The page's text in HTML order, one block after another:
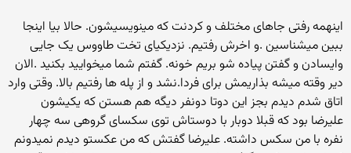
اینهمه رفتی جاهای مختلف و کردنت که مینویسیشون. حالا بیا اینجا
ببین میشناسین .و اخرش رفتیم. نزدیکیای تخت طاووس یک جایی
وایسادن و گفتن پیاده شو بریم خونه. گفتم شما میخوایید بکنید .الان
دیر وقته میشه بذاریمش برای فردا.نشد و از پله ها رفتیم بالا. وقتی وارد
اتاق شدم دیدم بجز این دوتا دونفر دیگه هم هستن که یکیشون
علیرضا بود که قبلا دوبار با دوستاش توی سکسای گروهی سه چهار
نفره با من سکس داشته. علیرضا گفتش که من عکستو دیدم نمیدونم